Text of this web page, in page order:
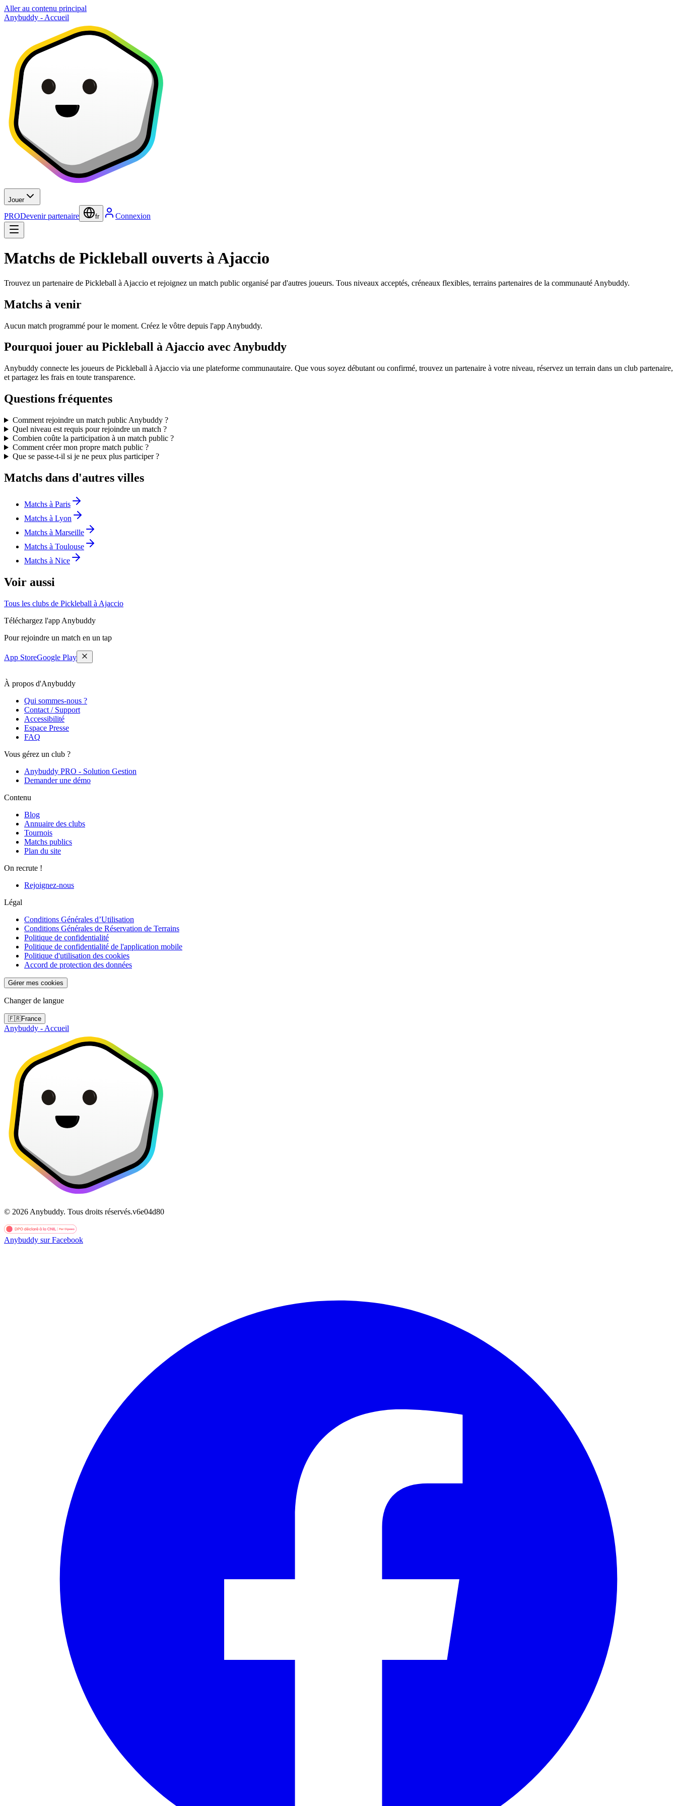
Aller au contenu principal
Anybuddy - Accueil
Jouer
PRODevenir partenaire fr Connexion
Matchs de Pickleball ouverts à Ajaccio
Trouvez un partenaire de Pickleball à Ajaccio et rejoignez un match public organisé par d'autres joueurs. Tous niveaux acceptés, créneaux flexibles, terrains partenaires de la communauté Anybuddy.
Matchs à venir
Aucun match programmé pour le moment. Créez le vôtre depuis l'app Anybuddy.
Pourquoi jouer au Pickleball à Ajaccio avec Anybuddy
Anybuddy connecte les joueurs de Pickleball à Ajaccio via une plateforme communautaire. Que vous soyez débutant ou confirmé, trouvez un partenaire à votre niveau, réservez un terrain dans un club partenaire,
et partagez les frais en toute transparence.
Questions fréquentes
Comment rejoindre un match public Anybuddy ?
Quel niveau est requis pour rejoindre un match ?
Combien coûte la participation à un match public ?
Comment créer mon propre match public ?
Que se passe-t-il si je ne peux plus participer ?
Matchs dans d'autres villes
Matchs à Paris
Matchs à Lyon
Matchs à Marseille
Matchs à Toulouse
Matchs à Nice
Voir aussi
Tous les clubs de Pickleball à Ajaccio
Téléchargez l'app Anybuddy
Pour rejoindre un match en un tap
App StoreGoogle Play
À propos d'Anybuddy
Qui sommes-nous ?
Contact / Support
Accessibilité
Espace Presse
FAQ
Vous gérez un club ?
Anybuddy PRO - Solution Gestion
Demander une démo
Contenu
Blog
Annuaire des clubs
Tournois
Matchs publics
Plan du site
On recrute !
Rejoignez-nous
Légal
Conditions Générales d’Utilisation
Conditions Générales de Réservation de Terrains
Politique de confidentialité
Politique de confidentialité de l'application mobile
Politique d'utilisation des cookies
Accord de protection des données
Gérer mes cookies
Changer de langue
🇫🇷France
Anybuddy - Accueil
© 2026 Anybuddy. Tous droits réservés.v6e04d80
Anybuddy sur Facebook